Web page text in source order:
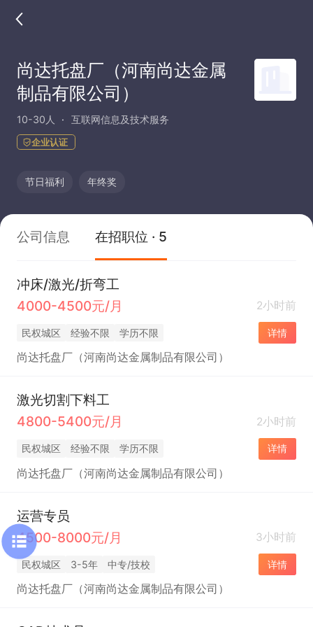
尚达托盘厂（河南尚达金属
制品有限公司）
10-30人 互联网信息及技术服务
企业认证
节日福利 年终奖
公司信息 在招职位 · 5
冲床/激光/折弯工
4000-4500元/月
2小时前
民权城区 经验不限 学历不限 详情
尚达托盘厂（河南尚达金属制品有限公司）
激光切割下料工
4800-5400元/月
2小时前
民权城区 经验不限 学历不限 详情
尚达托盘厂（河南尚达金属制品有限公司）
运营专员
4500-8000元/月
3小时前
民权城区 3-5年 中专/技校 详情
尚达托盘厂（河南尚达金属制品有限公司）